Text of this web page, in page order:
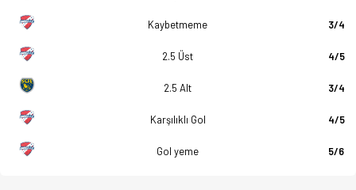
Kaybetmeme 3/4
2.5 Üst 4/5
2.5 Alt 3/4
Karşılıklı Gol 4/5
Gol yeme 5/6